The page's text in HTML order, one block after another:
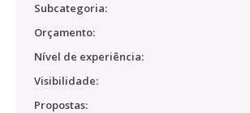
Subcategoria:
Orçamento:
Nível de experiência:
Visibilidade:
Propostas: